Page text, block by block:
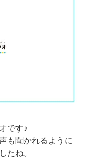
です♪
も聞かれるように
たね。